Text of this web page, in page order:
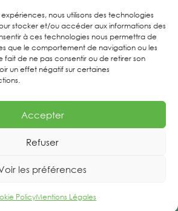
nous utilisons des technologies
stocker et/ou accéder aux informations des
à ces technologies nous permettra de
que le comportement de navigation ou les
fait de ne pas consentir ou de retirer son
un effet négatif sur certaines
Accepter
Refuser
les préférences
PolicyMentions Légales